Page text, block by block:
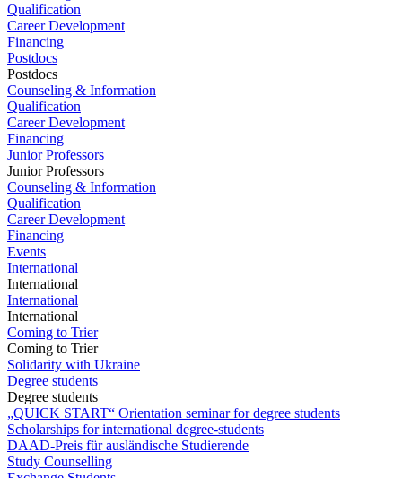
Qualification
Career Development
Financing
Postdocs
Postdocs
Counseling & Information
Qualification
Career Development
Financing
Junior Professors
Junior Professors
Counseling & Information
Qualification
Career Development
Financing
Events
International
International
International
International
Coming to Trier
Coming to Trier
Solidarity with Ukraine
Degree students
Degree students
„QUICK START“ Orientation seminar for degree students
Scholarships for international degree-students
DAAD-Preis für ausländische Studierende
Study Counselling